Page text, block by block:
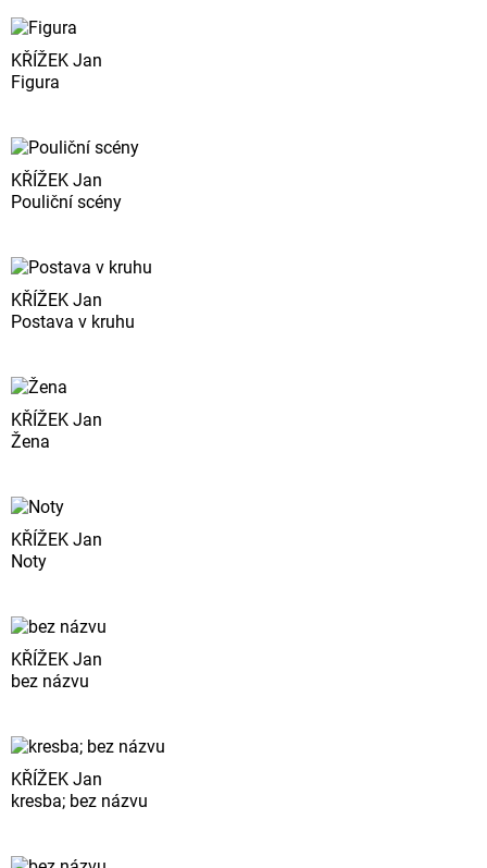
KŘÍŽEK Jan
Figura
KŘÍŽEK Jan
Pouliční scény
KŘÍŽEK Jan
Postava v kruhu
KŘÍŽEK Jan
Žena
KŘÍŽEK Jan
Noty
KŘÍŽEK Jan
bez názvu
KŘÍŽEK Jan
kresba; bez názvu